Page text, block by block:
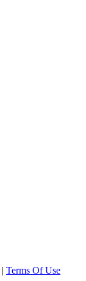
| Terms Of Use